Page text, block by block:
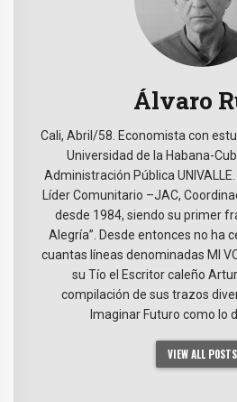
Álvaro
Cali, Abril/58. Economista con
Universidad de la Habana-
Administración Pública
Líder Comunitario –JAC,
desde 1984, siendo su primer
Alegría”. Desde entonces no ha
cuantas líneas denominadas MI
su Tío el Escritor caleño
compilación de sus trazos
Imaginar Futuro como lo
VIEW ALL POSTS